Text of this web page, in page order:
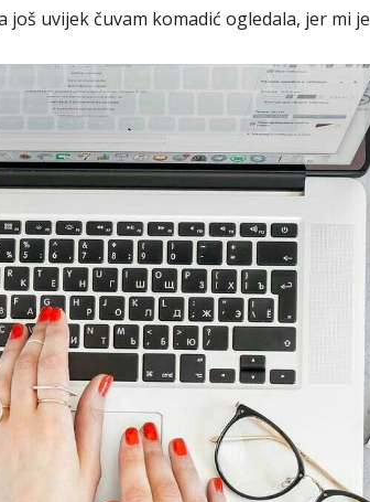
uvijek čuvam komadić ogledala, jer mi je